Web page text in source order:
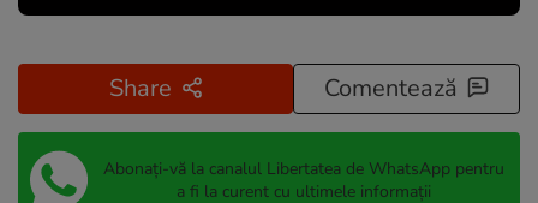
Share Comentează
Abonați-vă la canalul Libertatea de WhatsApp pentru
a fi la curent cu ultimele informații